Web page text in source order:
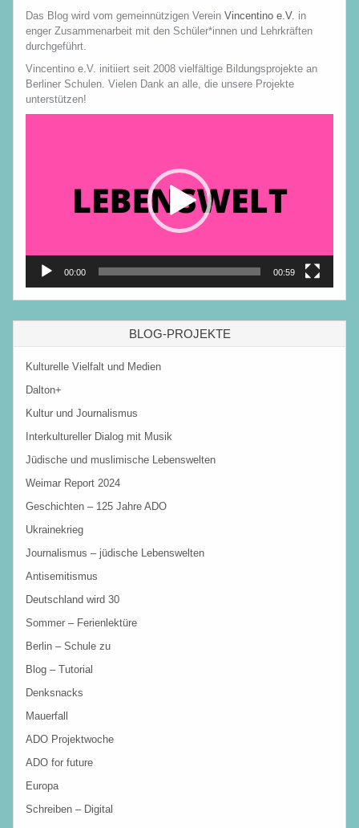
Das Blog wird vom gemeinnützigen Verein Vincentino e.V. in
enger Zusammenarbeit mit den Schüler*innen und Lehrkräften
durchgeführt.
Vincentino e.V. initiiert seit 2008 vielfältige Bildungsprojekte an
Berliner Schulen. Vielen Dank an alle, die unsere Projekte
unterstützen!
00:00 00:59
BLOG-PROJEKTE
Kulturelle Vielfalt und Medien
Dalton+
Kultur und Journalismus
Interkultureller Dialog mit Musik
Jüdische und muslimische Lebenswelten
Weimar Report 2024
Geschichten – 125 Jahre ADO
Ukrainekrieg
Journalismus – jüdische Lebenswelten
Antisemitismus
Deutschland wird 30
Sommer – Ferienlektüre
Berlin – Schule zu
Blog – Tutorial
Denksnacks
Mauerfall
ADO Projektwoche
ADO for future
Europa
Schreiben – Digital